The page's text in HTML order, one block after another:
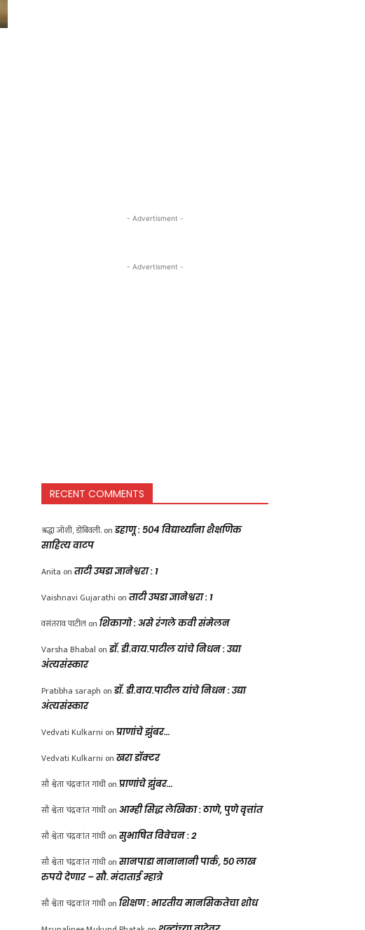
- Advertisment -
- Advertisment -
RECENT COMMENTS
श्रद्धा जोशी, डोंबिवली. on डहाणू : ५०४ विद्यार्थ्यांना शैक्षणिक
साहित्य वाटप
Anita on ताटी उघडा ज्ञानेश्वरा : 1
Vaishnavi Gujarathi on ताटी उघडा ज्ञानेश्वरा : 1
वसंतराव पाटील on शिकागो : असे रंगले कवी संमेलन
Varsha Bhabal on डॉ. डी.वाय.पाटील यांचे निधन : उद्या
अंत्यसंस्कार
Pratibha saraph on डॉ. डी.वाय.पाटील यांचे निधन : उद्या
अंत्यसंस्कार
Vedvati Kulkarni on प्राणांचे झुंबर…
Vedvati Kulkarni on खरा डॉक्टर
सौ श्वेता चंद्रकांत गांधी on प्राणांचे झुंबर…
सौ श्वेता चंद्रकांत गांधी on आम्ही सिद्ध लेखिका : ठाणे, पुणे वृत्तांत
सौ श्वेता चंद्रकांत गांधी on सुभाषित विवेचन : 2
सौ श्वेता चंद्रकांत गांधी on सानपाडा नानानानी पार्क, ५० लाख
रुपये देणार – सौ. मंदाताई म्हात्रे
सौ श्वेता चंद्रकांत गांधी on शिक्षण : भारतीय मानसिकतेचा शोध